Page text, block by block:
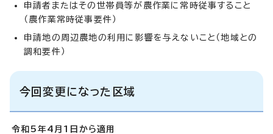
申請者またはその世帯員等が農作業に常時従事すること
（農作業常時従事要件）
申請地の周辺農地の利用に影響を与えないこと（地域との
調和要件）
今回変更になった区域
令和5年4月1日から適用